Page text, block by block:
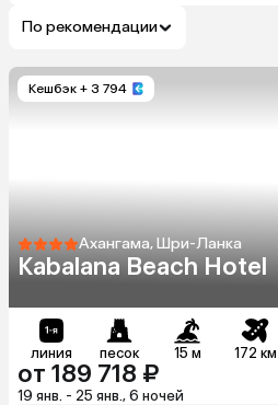
По рекомендации
Кешбэк + 3 794
Ахангама, Шри-Ланка
Kabalana Beach Hotel
линия песок 15 м 172 км
от 189 718 ₽
19 янв. - 25 янв., 6 ночей